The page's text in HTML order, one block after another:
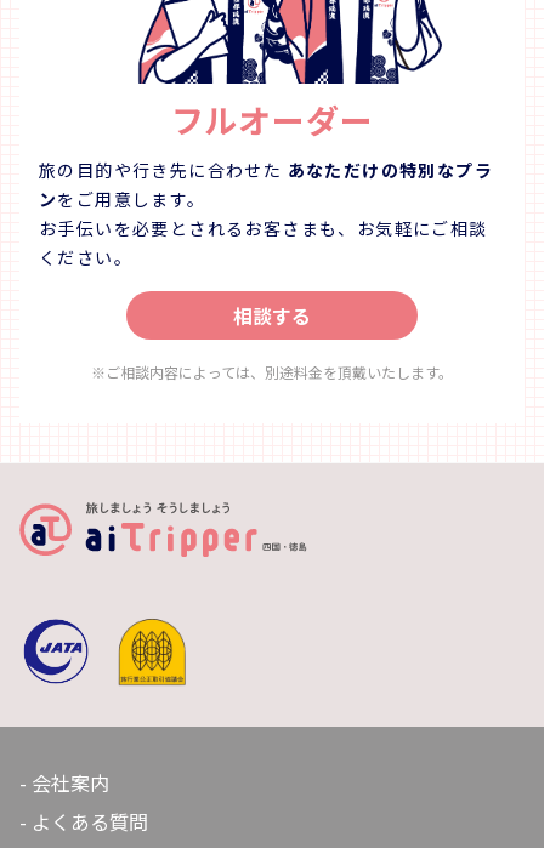
は、全国からも注目されています。上勝ならではの産業
を知り、食膳をアート感覚で彩り五感で楽しめる体験で
だった。料理の種類も多く、食事の量もパーフェクト！
～価格～ お一人 7,000円 ※参加費には、上勝への投資
500 円が含まれます。 ※本体験は、月ヶ谷温泉の宿泊者
（一泊夕食付き）の方が対象となります。 ※2名様～お
申し込みいただけます。 ～上勝町内について～ 1.食事 ・
食事をできるお店は限られており、事前の予約等が必要
です。 ・コンビニやスーパーはありません。 2.交通 ・体
験のみを単体でお申し込みの場合、現地までの移動はお
客様ご自身での手配が必要となります。 ・徳島駅より：
車で約1 時間、バスで約 1 時間 30 分 ・バスの運行本数は
限られており、ボランティアタクシー等の利用が便利で
旅人として、ゴミを出さないアクションを起こしてくだ
・食事の際には自分の食べる量を考え、なるべく食べ残
しを出さないようご配慮ください。
■添乗員は同
す。
フルオーダー
旅の目的や行き先に合わせた あなただけの特別なプラ
ンをご用意します。
お手伝いを必要とされるお客さまも、お気軽にご相談
ください。
相談する
※ご相談内容によっては、別途料金を頂戴いたします。
会社案内
よくある質問